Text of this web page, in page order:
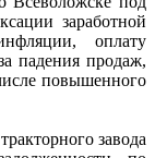
заработной
оплату
падения продаж,
повышенного
завода